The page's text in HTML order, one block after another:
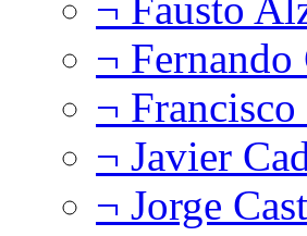
¬
¬ Francisco
¬ Javier
¬ Jorge